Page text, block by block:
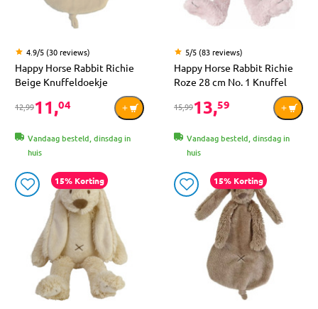
4.9/5 (30 reviews)
Happy Horse Rabbit Richie
Beige Knuffeldoekje
12,9911,04
Vandaag besteld, dinsdag in
huis
5/5 (83 reviews)
Happy Horse Rabbit Richie
Roze 28 cm No. 1 Knuffel
15,9913,59
Vandaag besteld, dinsdag in
huis
15% Korting 15% Korting